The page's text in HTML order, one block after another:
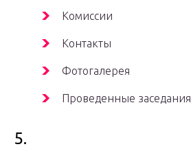
Комиссии
Контакты
Фотогалерея
Проведенные заседания
5.